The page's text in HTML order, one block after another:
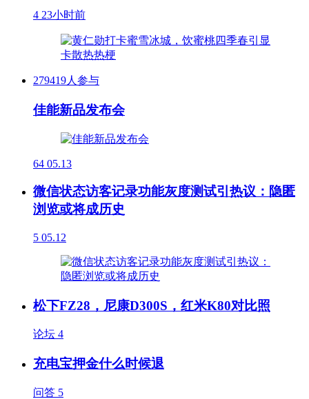
4 23小时前
279419人参与
佳能新品发布会
64 05.13
微信状态访客记录功能灰度测试引热议：隐匿
浏览或将成历史
5 05.12
松下FZ28，尼康D300S，红米K80对比照
论坛 4
充电宝押金什么时候退
问答 5